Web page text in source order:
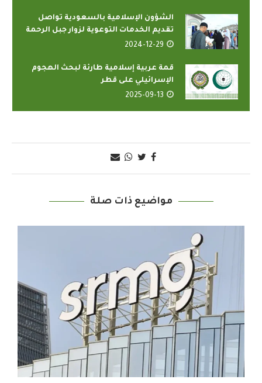
الشؤون الإسلامية بالسعودية تواصل
تقديم الخدمات التوعوية لزوار جبل الرحمة
2024-12-29
قمة عربية إسلامية طارئة لبحث الهجوم
الإسرائيلي على قطر
2025-09-13
مواضيع ذات صلة